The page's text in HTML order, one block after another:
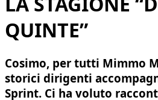
QUINTE”
Cosimo, per tutti Mimmo
storici dirigenti
Sprint. Ci ha voluto